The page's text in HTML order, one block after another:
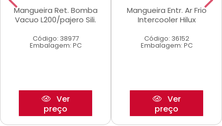
Mangueira Ret. Bomba
Vacuo L200/pajero Sili.
Código: 38977
Embalagem: PC
Ver
preço
Mangueira Entr. Ar Frio
Intercooler Hilux
Código: 36152
Embalagem: PC
Ver
preço